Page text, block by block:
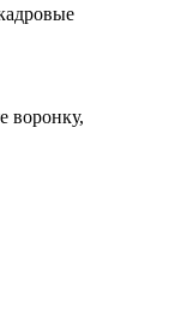
воронку,